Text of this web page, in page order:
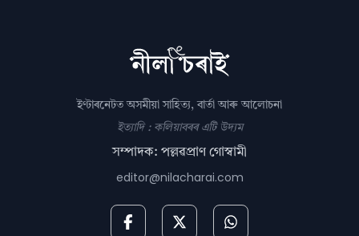
ইণ্টাৰনেটত অসমীয়া সাহিত্য, বাৰ্তা আৰু আলোচনা
ইত্যাদি : কলিয়াবৰৰ এটি উদ্যম
সম্পাদক: পল্লৱপ্ৰাণ গোস্বামী
editor@nilacharai.com